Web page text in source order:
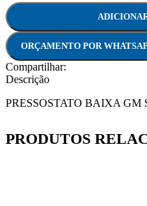
ORÇAMENTO POR
Compartilhar:
Descrição
PRESSOSTATO BAIXA GM
PRODUTOS